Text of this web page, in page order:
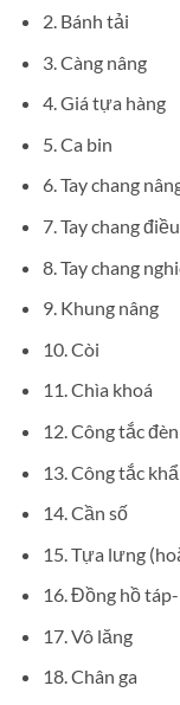
2. Bánh tải
3. Càng nâng
4. Giá tựa hàng
5. Ca bin
6. Tay chang
7. Tay chang
8. Tay chang
9. Khung nâng
10. Còi
11. Chìa khoá
12. Công tắc
13. Công tắc
14. Cần số
15. Tựa lưng
16. Đồng hồ
17. Vô lăng
18. Chân ga